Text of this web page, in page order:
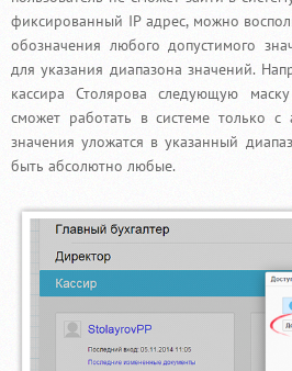
фиксированный IP адрес, можно
обозначения любого допустимого
для указания диапазона значений.
кассира Столярова следующую
сможет работать в системе только
значения уложатся в указанный
быть абсолютно любые.